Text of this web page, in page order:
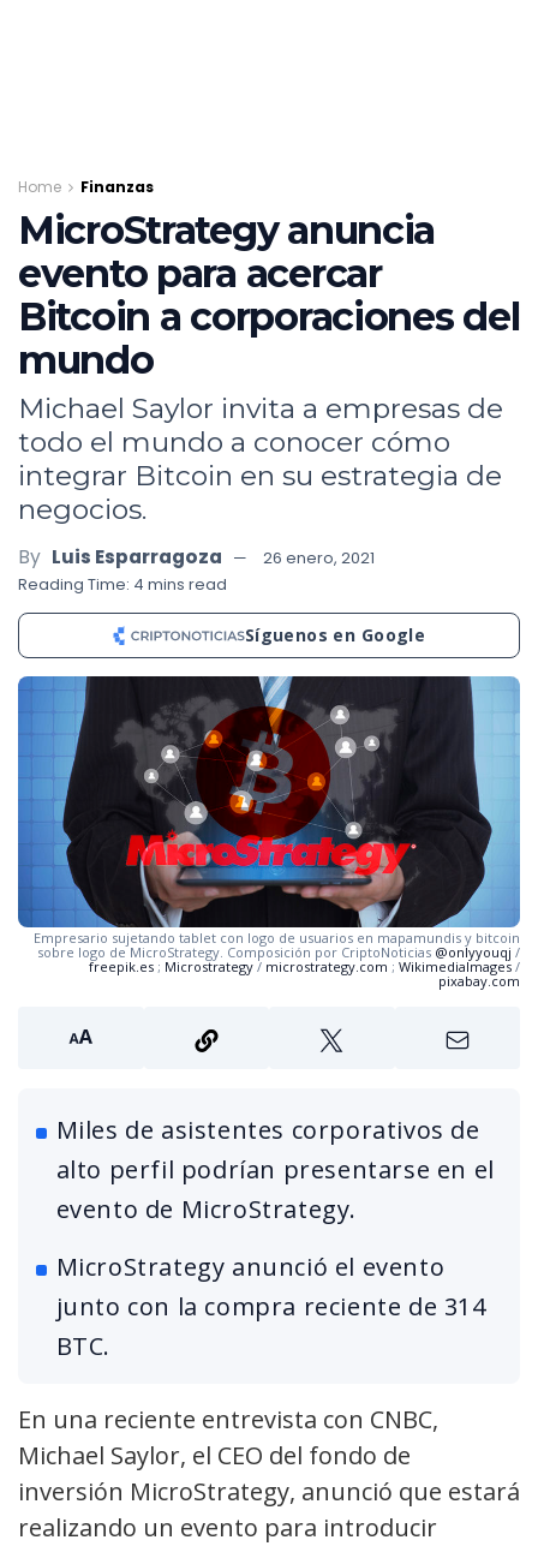
Home Finanzas
MicroStrategy anuncia
evento para acercar
Bitcoin a corporaciones del
mundo
Michael Saylor invita a empresas de
todo el mundo a conocer cómo
integrar Bitcoin en su estrategia de
negocios.
By Luis Esparragoza
26 enero, 2021
Reading Time: 4 mins read
Síguenos en Google
Empresario sujetando tablet con logo de usuarios en mapamundis y bitcoin
sobre logo de MicroStrategy. Composición por CriptoNoticias @onlyyouqj /
freepik.es ; Microstrategy / microstrategy.com ; WikimediaImages /
pixabay.com
Miles de asistentes corporativos de
alto perfil podrían presentarse en el
evento de MicroStrategy.
MicroStrategy anunció el evento
junto con la compra reciente de 314
BTC.
En una reciente entrevista con CNBC,
Michael Saylor, el CEO del fondo de
inversión MicroStrategy, anunció que estará
realizando un evento para introducir